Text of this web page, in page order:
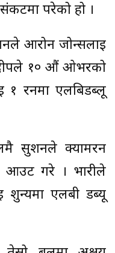
परेको हो ।
आरोन जोन्सलाई
१० औं ओभरको
१ रनमा एलबिडब्लू
सुशनले क्यामरन
आउट गरे । भारीले
शुन्यमा एलबी डब्यू